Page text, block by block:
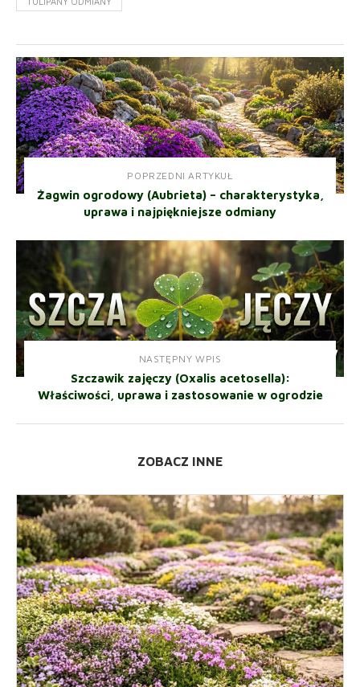
POPRZEDNI ARTYKUŁ
Żagwin ogrodowy (Aubrieta) – charakterystyka,
uprawa i najpiękniejsze odmiany
NASTĘPNY WPIS
Szczawik zajęczy (Oxalis acetosella):
Właściwości, uprawa i zastosowanie w ogrodzie
ZOBACZ INNE